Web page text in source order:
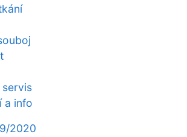
a info
2020